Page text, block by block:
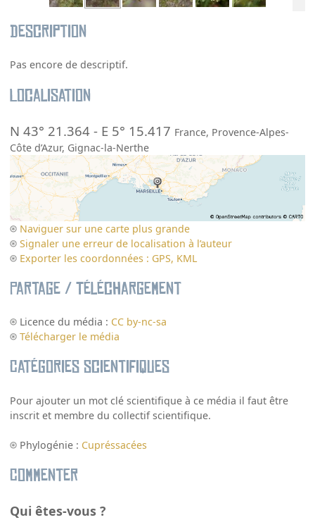
Description
Pas encore de descriptif.
Localisation
N 43° 21.364 - E 5° 15.417 France, Provence-Alpes-
Côte d’Azur, Gignac-la-Nerthe
Naviguer sur une carte plus grande
Signaler une erreur de localisation à l’auteur
Exporter les coordonnées : GPS, KML
Partage / Téléchargement
Licence du média : CC by-nc-sa
Télécharger le média
Catégories scientifiques
Pour ajouter un mot clé scientifique à ce média il faut être
inscrit et membre du collectif scientifique.
Phylogénie : Cupréssacées
Commenter
Qui êtes-vous ?